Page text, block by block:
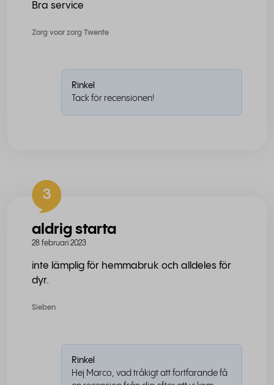
Bra service
Zorg voor zorg Twente
Rinkel
Tack för recensionen!
3
aldrig starta
28 februari 2023
inte lämplig för hemmabruk och alldeles för
dyr.
Sieben
Rinkel
Hej Marco, vad tråkigt att fortfarande få